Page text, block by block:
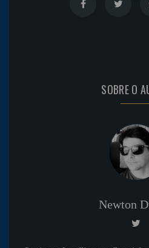
SOBRE O
Newton